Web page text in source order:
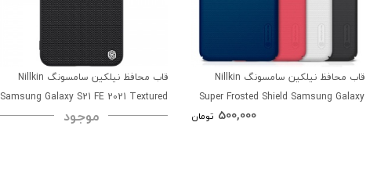
قاب محافظ نیلکین سامسونگ Nillkin
Super Frosted Shield Samsung Galaxy
500,000 تومان
قاب محافظ نیلکین سامسونگ Nillkin
Samsung Galaxy S21 FE 2021 Textured
Case
موجود